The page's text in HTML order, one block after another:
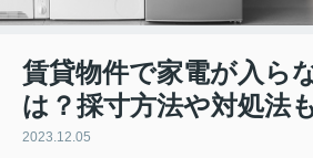
賃貸物件で家電が入ら
は？採寸方法や対処法
2023.12.05